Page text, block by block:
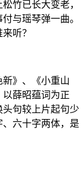
竹已长大变老，
与瑶琴弹一曲。
听？
》、《小重山
薛昭蕴词为正
句较上片起句少
六十字两体，是